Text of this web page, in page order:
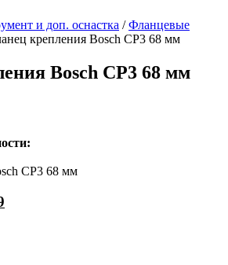
и доп. оснастка /Фланцевые
крепления Bosch CP3 68 мм
Bosch CP3 68 мм
CP3 68 мм